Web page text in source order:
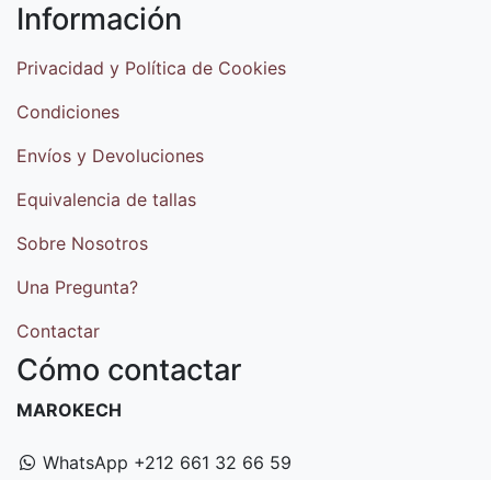
Información
Privacidad y Política de Cookies
Condiciones
Envíos y Devoluciones
Equivalencia de tallas
Sobre Nosotros
Una Pregunta?
Contactar
Cómo contactar
MAROKECH
WhatsApp +212 661 32 66 59